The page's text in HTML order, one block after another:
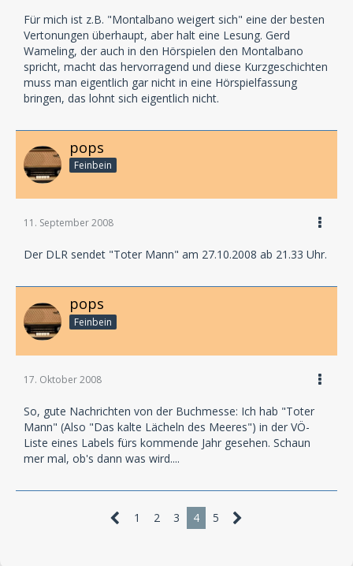
Für mich ist z.B. "Montalbano weigert sich" eine der besten
Vertonungen überhaupt, aber halt eine Lesung. Gerd
Wameling, der auch in den Hörspielen den Montalbano
spricht, macht das hervorragend und diese Kurzgeschichten
muss man eigentlich gar nicht in eine Hörspielfassung
bringen, das lohnt sich eigentlich nicht.
pops
Feinbein
11. September 2008
Der DLR sendet "Toter Mann" am 27.10.2008 ab 21.33 Uhr.
pops
Feinbein
17. Oktober 2008
So, gute Nachrichten von der Buchmesse: Ich hab "Toter
Mann" (Also "Das kalte Lächeln des Meeres") in der VÖ-
Liste eines Labels fürs kommende Jahr gesehen. Schaun
mer mal, ob's dann was wird....
1 2 3 4 5